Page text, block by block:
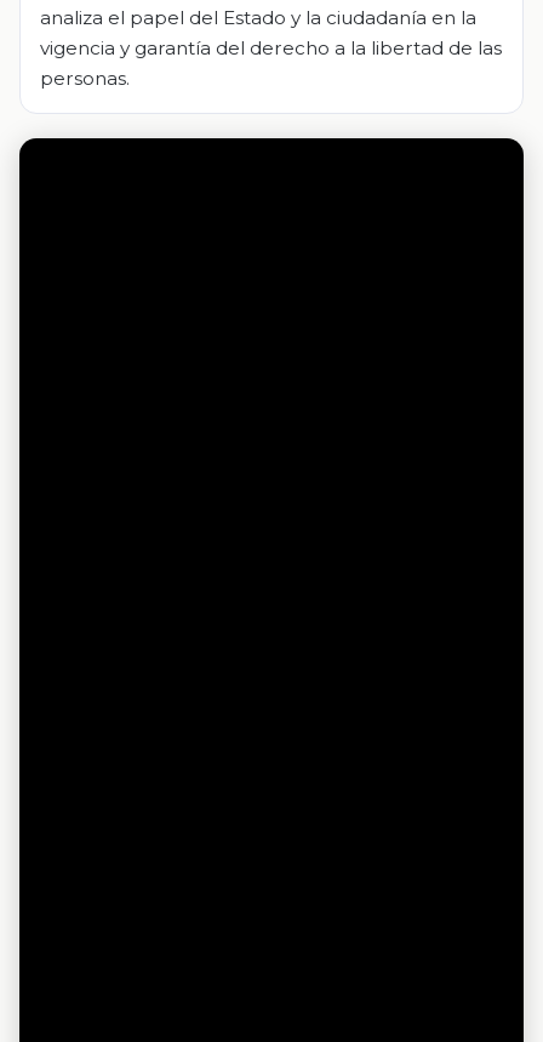
analiza el papel del Estado y la ciudadanía en la
vigencia y garantía del derecho a la libertad de las
personas.